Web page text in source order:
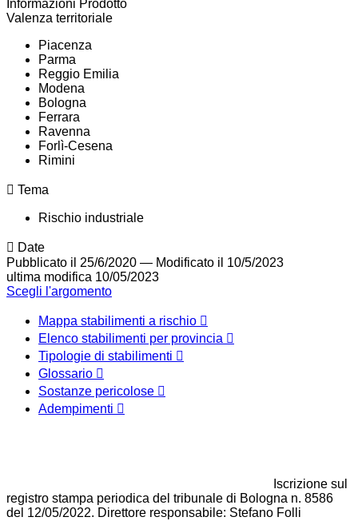
Informazioni Prodotto
Valenza territoriale
Piacenza
Parma
Reggio Emilia
Modena
Bologna
Ferrara
Ravenna
Forlì-Cesena
Rimini
Tema
Rischio industriale
Date
Pubblicato il 25/6/2020 — Modificato il 10/5/2023
ultima modifica 10/05/2023
Scegli l'argomento
Mappa stabilimenti a rischio
Elenco stabilimenti per provincia
Tipologie di stabilimenti
Glossario
Sostanze pericolose
Adempimenti
Iscrizione sul
registro stampa periodica del tribunale di Bologna n. 8586
del 12/05/2022. Direttore responsabile: Stefano Folli